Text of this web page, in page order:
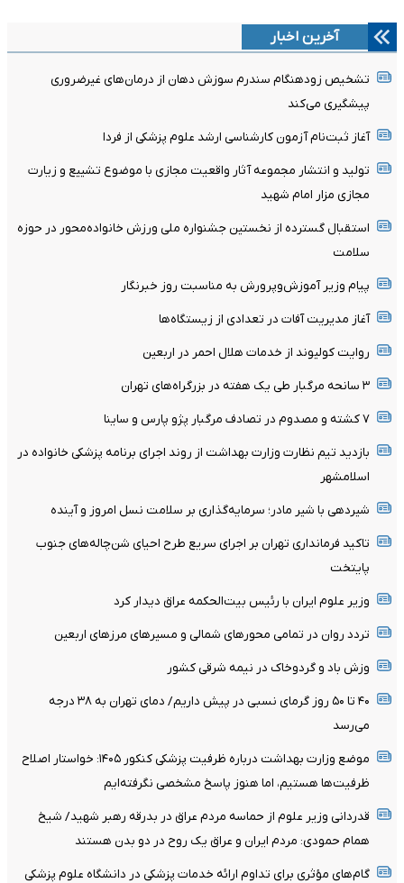
آخرین اخبار
تشخیص زودهنگام سندرم سوزش دهان از درمان‌های غیرضروری
پیشگیری می‌کند
آغاز ثبت‌نام‌ آزمون کارشناسی ارشد علوم پزشکی از فردا
تولید و انتشار مجموعه آثار واقعیت مجازی با موضوع تشییع و زیارت
مجازی مزار امام شهید
استقبال گسترده از نخستین جشنواره ملی ورزش خانواده‌محور در حوزه
سلامت
پیام وزیر آموزش‌وپرورش به مناسبت روز خبرنگار
آغاز مدیریت آفات در تعدادی از زیستگاه‌ها
روایت کولیوند از خدمات هلال احمر در اربعین
۳ سانحه مرگبار طی یک هفته در بزرگراه‌های تهران
۷ کشته و مصدوم در تصادف مرگبار پژو پارس و ساینا
بازدید تیم نظارت وزارت بهداشت از روند اجرای برنامه پزشکی خانواده در
اسلامشهر
شیردهی با شیر مادر؛ سرمایه‌گذاری بر سلامت نسل امروز و آینده
تاکید فرمانداری تهران بر اجرای سریع طرح احیای شن‌چاله‌های جنوب
پایتخت
وزیر علوم ایران با رئیس بیت‌الحکمه عراق دیدار کرد
تردد روان در تمامی محورهای شمالی و مسیرهای مرزهای اربعین
وزش باد و گردوخاک در نیمه شرقی کشور
۴۰ تا ۵۰ روز گرمای نسبی در پیش داریم/ دمای تهران به ۳۸ درجه
می‌رسد
موضع وزارت بهداشت درباره ظرفیت پزشکی کنکور ۱۴۰۵: خواستار اصلاح
ظرفیت‌ها هستیم، اما هنوز پاسخ مشخصی نگرفته‌ایم
قدردانی وزیر علوم از حماسه مردم عراق در بدرقه رهبر شهید/ شیخ
همام حمودی: مردم ایران و عراق یک روح در دو بدن هستند
گام‌های مؤثری برای تداوم ارائه خدمات پزشکی در دانشگاه علوم پزشکی